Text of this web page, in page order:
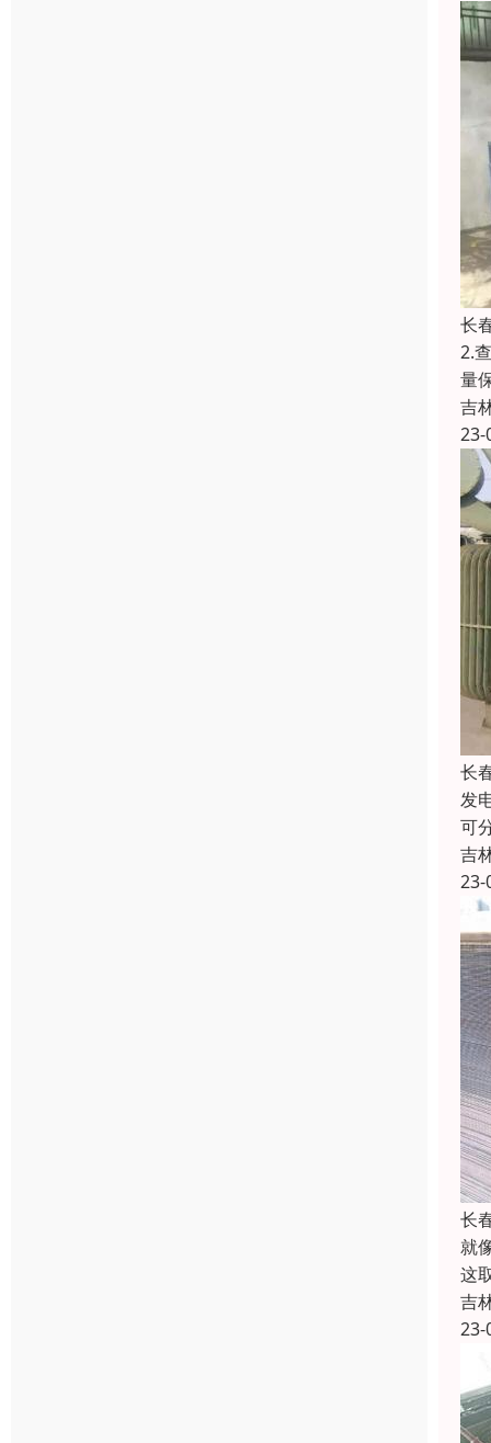
长
2.
量
吉
23-
长
发
可
吉
23-
长
就
这
吉
23-